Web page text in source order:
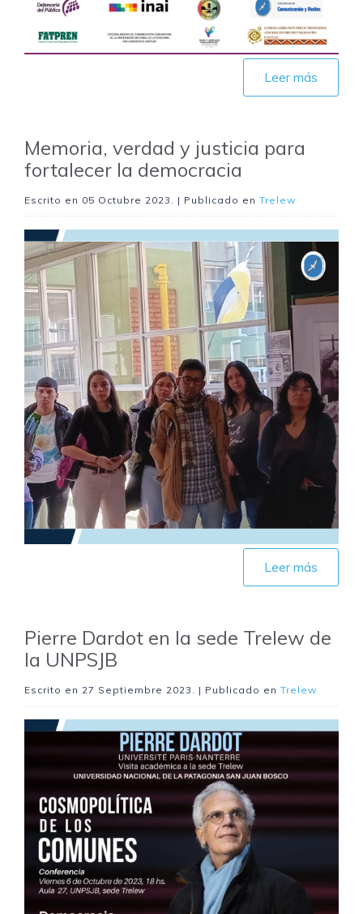
Leer más
Memoria, verdad y justicia para
fortalecer la democracia
Escrito en 05 Octubre 2023 . | Publicado en Trelew
Leer más
Pierre Dardot en la sede Trelew de
la UNPSJB
Escrito en 27 Septiembre 2023 . | Publicado en Trelew